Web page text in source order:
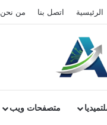
الرئيسية اتصل بنا من نحن
متصفحات ويب